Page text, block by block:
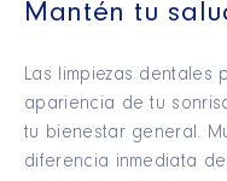
Mantén tu
Las limpiezas dentales
apariencia de tu
tu bienestar general.
diferencia inmediata